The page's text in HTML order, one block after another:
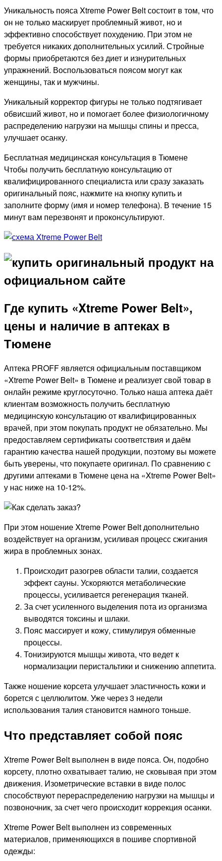
Уникальность пояса Xtreme Power Belt состоит в том, что
он не только маскирует проблемный живот, но и
эффективно способствует похудению. При этом не
требуется никаких дополнительных усилий. Стройные
формы приобретаются без диет и изнурительных
упражнений. Воспользоваться поясом могут как
женщины, так и мужчины.
Уникальный корректор фигуры не только подтягивает
обвисший живот, но и помогает более физиологичному
распределению нагрузки на мышцы спины и пресса,
улучшает осанку.
Бесплатная медицинская консультация в Тюмене
Чтобы получить бесплатную консультацию от
квалифицированного специалиста или сразу заказать
оригинальный пояс, нажмите на кнопку купить и
заполните форму (имя и номер телефона). В течение 15
минут вам перезвонят и проконсультируют.
Где купить «Xtreme Power Belt»,
цены и наличие в аптеках в
Тюмене
Аптека PROFF является официальным поставщиком
«Xtreme Power Belt» в Тюмене и реализует свой товар в
онлайн режиме круглосуточно. Только наша аптека даёт
клиентам возможность получить бесплатную
медицинскую консультацию от квалифицированных
врачей, при этом покупать продукт не обязательно. Мы
предоставляем сертификаты соответствия и даём
гарантию качества нашей продукции, поэтому вы можете
быть уверены, что покупаете оригинал. По сравнению с
другими аптеками в Тюмене цена на «Xtreme Power Belt»
у нас ниже на 10-12%.
При этом ношение Xtreme Power Belt дополнительно
воздействует на организм, усиливая процесс сжигания
жира в проблемных зонах.
Происходит разогрев области талии, создается
эффект сауны. Ускоряются метаболические
процессы, усиливается регенерация тканей.
За счет усиленного выделения пота из организма
выводятся токсины и шлаки.
Пояс массирует и кожу, стимулируя обменные
процессы.
Тонизируются мышцы живота, что ведет к
нормализации перистальтики и снижению аппетита.
Также ношение корсета улучшает эластичность кожи и
борется с целлюлитом. Уже через 3 недели
использования талия становится намного тоньше.
Что представляет собой пояс
Xtreme Power Belt выполнен в виде пояса. Он, подобно
корсету, плотно охватывает талию, не сковывая при этом
движения. Изометрические вставки в виде полос
способствуют перераспределению нагрузки на мышцы и
позвоночник, за счет чего происходит коррекция осанки.
Xtreme Power Belt выполнен из современных
материалов, применяющихся в пошиве спортивной
одежды: